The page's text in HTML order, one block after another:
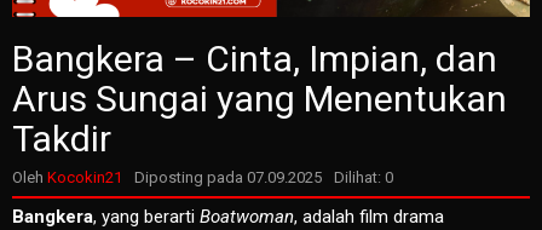
Bangkera – Cinta, Impian, dan
Arus Sungai yang Menentukan
Takdir
Oleh Kocokin21 Diposting pada 07.09.2025 Dilihat: 0
Bangkera, yang berarti Boatwoman, adalah film drama